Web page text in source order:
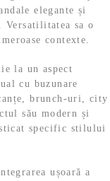
elegante și
sa o
contexte.
la un aspect
cu buzunare
brunch-uri, city
său modern și
specific stilului
ușoară a